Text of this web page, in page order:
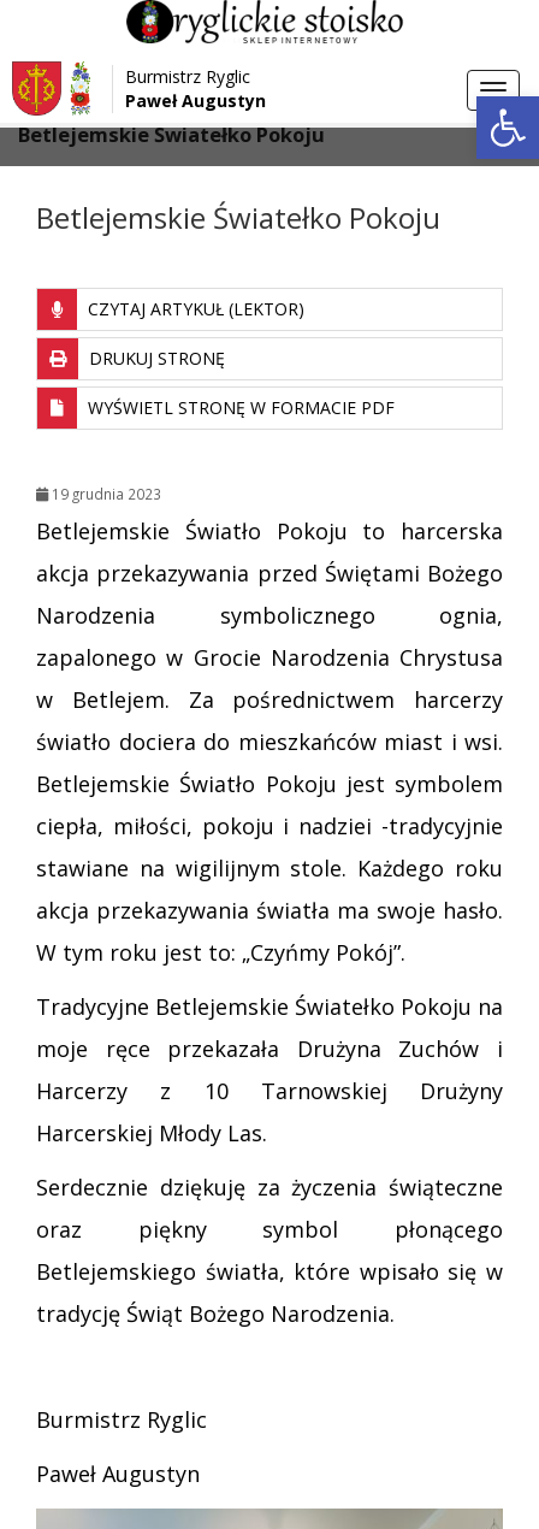
Przejdź do menu
Przejdź do głównej treści strony
Przejdź do stopki strony
Burmistrz Ryglic
Paweł Augustyn
Strona główna > Aktualności
Betlejemskie Światełko Pokoju
Betlejemskie Światełko Pokoju
CZYTAJ ARTYKUŁ (LEKTOR)
DRUKUJ STRONĘ
WYŚWIETL STRONĘ W FORMACIE PDF
19 grudnia 2023
Betlejemskie Światło Pokoju to harcerska
akcja przekazywania przed Świętami Bożego
Narodzenia symbolicznego ognia,
zapalonego w Grocie Narodzenia Chrystusa
w Betlejem. Za pośrednictwem harcerzy
światło dociera do mieszkańców miast i wsi.
Betlejemskie Światło Pokoju jest symbolem
ciepła, miłości, pokoju i nadziei -tradycyjnie
stawiane na wigilijnym stole. Każdego roku
akcja przekazywania światła ma swoje hasło.
W tym roku jest to: „Czyńmy Pokój”.
Tradycyjne Betlejemskie Światełko Pokoju na
moje ręce przekazała Drużyna Zuchów i
Harcerzy z 10 Tarnowskiej Drużyny
Harcerskiej Młody Las.
Serdecznie dziękuję za życzenia świąteczne
oraz piękny symbol płonącego
Betlejemskiego światła, które wpisało się w
tradycję Świąt Bożego Narodzenia.
Burmistrz Ryglic
Paweł Augustyn